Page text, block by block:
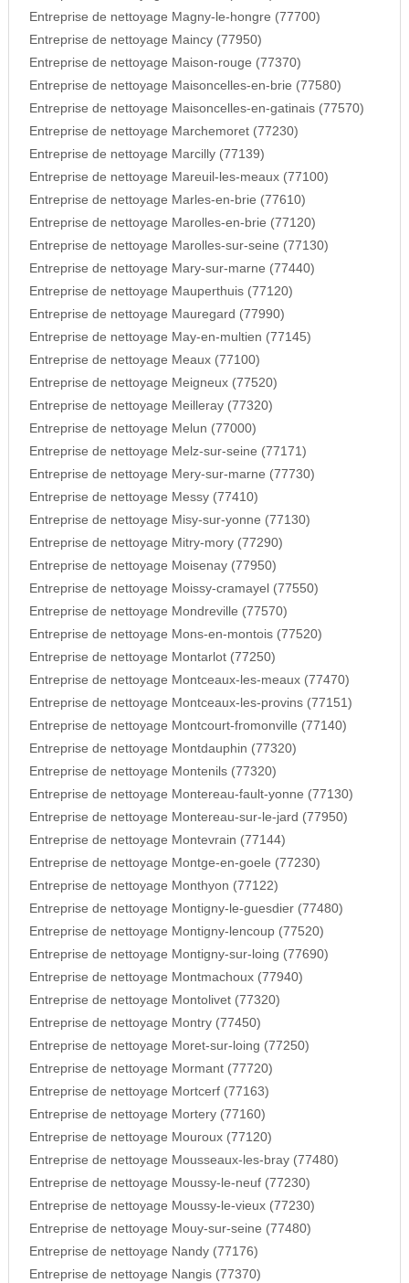
Entreprise de nettoyage Magny-le-hongre (77700)
Entreprise de nettoyage Maincy (77950)
Entreprise de nettoyage Maison-rouge (77370)
Entreprise de nettoyage Maisoncelles-en-brie (77580)
Entreprise de nettoyage Maisoncelles-en-gatinais (77570)
Entreprise de nettoyage Marchemoret (77230)
Entreprise de nettoyage Marcilly (77139)
Entreprise de nettoyage Mareuil-les-meaux (77100)
Entreprise de nettoyage Marles-en-brie (77610)
Entreprise de nettoyage Marolles-en-brie (77120)
Entreprise de nettoyage Marolles-sur-seine (77130)
Entreprise de nettoyage Mary-sur-marne (77440)
Entreprise de nettoyage Mauperthuis (77120)
Entreprise de nettoyage Mauregard (77990)
Entreprise de nettoyage May-en-multien (77145)
Entreprise de nettoyage Meaux (77100)
Entreprise de nettoyage Meigneux (77520)
Entreprise de nettoyage Meilleray (77320)
Entreprise de nettoyage Melun (77000)
Entreprise de nettoyage Melz-sur-seine (77171)
Entreprise de nettoyage Mery-sur-marne (77730)
Entreprise de nettoyage Messy (77410)
Entreprise de nettoyage Misy-sur-yonne (77130)
Entreprise de nettoyage Mitry-mory (77290)
Entreprise de nettoyage Moisenay (77950)
Entreprise de nettoyage Moissy-cramayel (77550)
Entreprise de nettoyage Mondreville (77570)
Entreprise de nettoyage Mons-en-montois (77520)
Entreprise de nettoyage Montarlot (77250)
Entreprise de nettoyage Montceaux-les-meaux (77470)
Entreprise de nettoyage Montceaux-les-provins (77151)
Entreprise de nettoyage Montcourt-fromonville (77140)
Entreprise de nettoyage Montdauphin (77320)
Entreprise de nettoyage Montenils (77320)
Entreprise de nettoyage Montereau-fault-yonne (77130)
Entreprise de nettoyage Montereau-sur-le-jard (77950)
Entreprise de nettoyage Montevrain (77144)
Entreprise de nettoyage Montge-en-goele (77230)
Entreprise de nettoyage Monthyon (77122)
Entreprise de nettoyage Montigny-le-guesdier (77480)
Entreprise de nettoyage Montigny-lencoup (77520)
Entreprise de nettoyage Montigny-sur-loing (77690)
Entreprise de nettoyage Montmachoux (77940)
Entreprise de nettoyage Montolivet (77320)
Entreprise de nettoyage Montry (77450)
Entreprise de nettoyage Moret-sur-loing (77250)
Entreprise de nettoyage Mormant (77720)
Entreprise de nettoyage Mortcerf (77163)
Entreprise de nettoyage Mortery (77160)
Entreprise de nettoyage Mouroux (77120)
Entreprise de nettoyage Mousseaux-les-bray (77480)
Entreprise de nettoyage Moussy-le-neuf (77230)
Entreprise de nettoyage Moussy-le-vieux (77230)
Entreprise de nettoyage Mouy-sur-seine (77480)
Entreprise de nettoyage Nandy (77176)
Entreprise de nettoyage Nangis (77370)